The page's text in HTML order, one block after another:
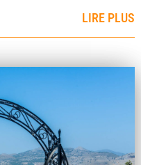
LIRE PLUS